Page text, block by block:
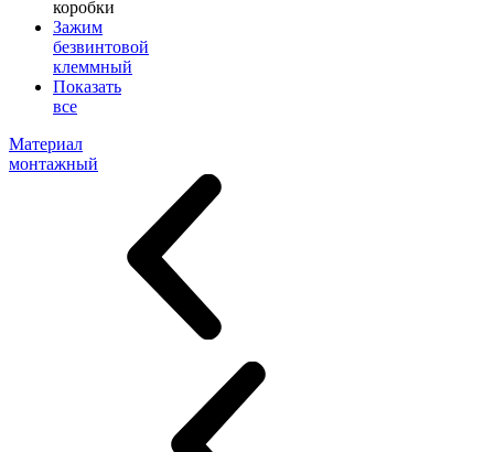
коробки
Зажим
безвинтовой
клеммный
Показать
все
Материал
монтажный